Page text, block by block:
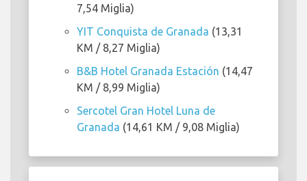
7,54 Miglia)
YIT Conquista de Granada (13,31
KM / 8,27 Miglia)
B&B Hotel Granada Estación (14,47
KM / 8,99 Miglia)
Sercotel Gran Hotel Luna de
Granada (14,61 KM / 9,08 Miglia)